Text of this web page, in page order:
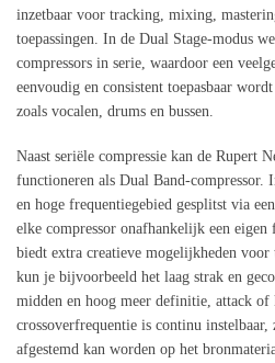
inzetbaar voor tracking, mixing,
toepassingen. In de Dual Stage-modus
compressors in serie, waardoor een
eenvoudig en consistent toepasbaar
zoals vocalen, drums en bussen.
Naast seriële compressie kan de Rupert
functioneren als Dual Band-compressor.
en hoge frequentiegebied gesplitst via
elke compressor onafhankelijk een
biedt extra creatieve mogelijkheden
kun je bijvoorbeeld het laag strak en
midden en hoog meer definitie, attack
crossoverfrequentie is continu
afgestemd kan worden op het